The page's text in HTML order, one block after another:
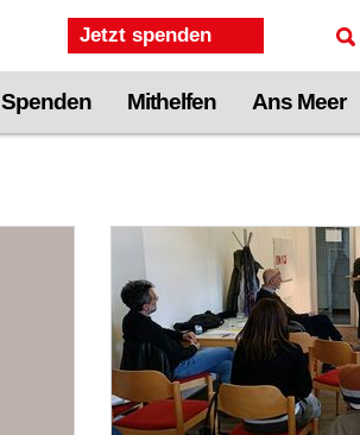
Jetzt spenden
Spenden Mithelfen Ans Meer